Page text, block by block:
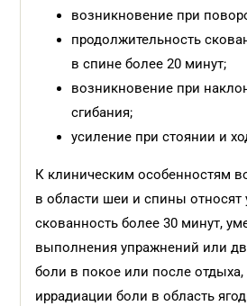
возникновение при
продолжительность
в спине более 20 минут;
возникновение при
сгибания;
усиление при стоянии и
К клиническим особенностям
в области шеи и спины
скованность более 30 минут,
выполнения упражнений или
боли в покое или после
иррадиации боли в область